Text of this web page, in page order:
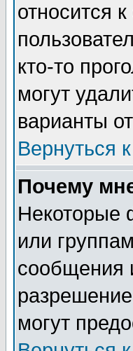
относится
кто-то
могут
варианты
Вернуться
Почему
Некоторые
или
сообщения
могут